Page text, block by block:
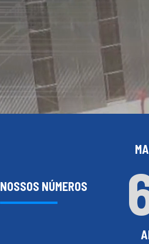
NOSSOS NÚMEROS